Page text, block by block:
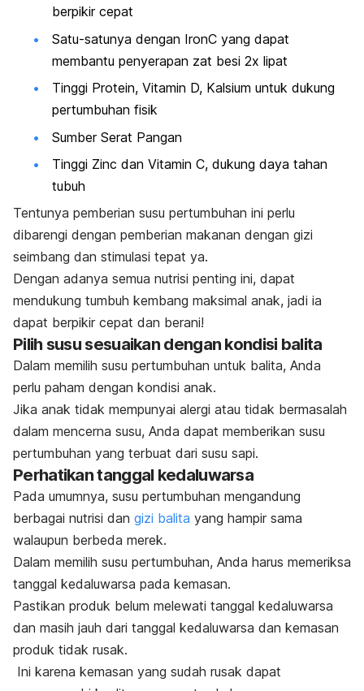
berpikir cepat
Satu-satunya dengan IronC yang dapat
membantu penyerapan zat besi 2x lipat
Tinggi Protein, Vitamin D, Kalsium untuk dukung
pertumbuhan fisik
Sumber Serat Pangan
Tinggi Zinc dan Vitamin C, dukung daya tahan
tubuh
Tentunya pemberian susu pertumbuhan ini perlu
dibarengi dengan pemberian makanan dengan gizi
seimbang dan stimulasi tepat ya.
Dengan adanya semua nutrisi penting ini, dapat
mendukung tumbuh kembang maksimal anak, jadi ia
dapat berpikir cepat dan berani!
Pilih susu sesuaikan dengan kondisi balita
Dalam memilih susu pertumbuhan untuk balita, Anda
perlu paham dengan kondisi anak.
Jika anak tidak mempunyai alergi atau tidak bermasalah
dalam mencerna susu, Anda dapat memberikan susu
pertumbuhan yang terbuat dari susu sapi.
Perhatikan tanggal kedaluwarsa
Pada umumnya, susu pertumbuhan mengandung
berbagai nutrisi dan gizi balita yang hampir sama
walaupun berbeda merek.
Dalam memilih susu pertumbuhan, Anda harus memeriksa
tanggal kedaluwarsa pada kemasan.
Pastikan produk belum melewati tanggal kedaluwarsa
dan masih jauh dari tanggal kedaluwarsa dan kemasan
produk tidak rusak.
Ini karena kemasan yang sudah rusak dapat